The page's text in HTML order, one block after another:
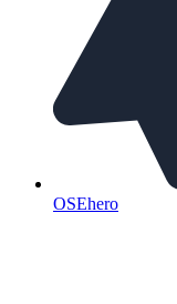
OSEhero